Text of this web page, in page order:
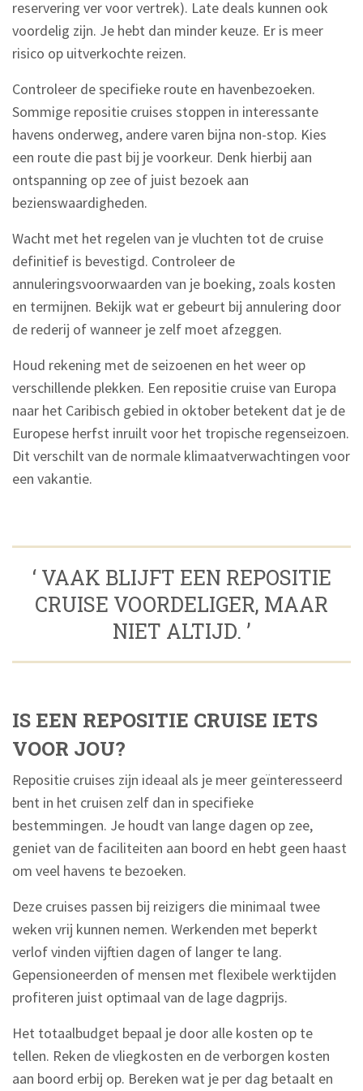
reservering ver voor vertrek). Late deals kunnen ook
voordelig zijn. Je hebt dan minder keuze. Er is meer
risico op uitverkochte reizen.
Controleer de specifieke route en havenbezoeken.
Sommige repositie cruises stoppen in interessante
havens onderweg, andere varen bijna non-stop. Kies
een route die past bij je voorkeur. Denk hierbij aan
ontspanning op zee of juist bezoek aan
bezienswaardigheden.
Wacht met het regelen van je vluchten tot de cruise
definitief is bevestigd. Controleer de
annuleringsvoorwaarden van je boeking, zoals kosten
en termijnen. Bekijk wat er gebeurt bij annulering door
de rederij of wanneer je zelf moet afzeggen.
Houd rekening met de seizoenen en het weer op
verschillende plekken. Een repositie cruise van Europa
naar het Caribisch gebied in oktober betekent dat je de
Europese herfst inruilt voor het tropische regenseizoen.
Dit verschilt van de normale klimaatverwachtingen voor
een vakantie.
‘ VAAK BLIJFT EEN REPOSITIE
CRUISE VOORDELIGER, MAAR
NIET ALTIJD. ’
IS EEN REPOSITIE CRUISE IETS
VOOR JOU?
Repositie cruises zijn ideaal als je meer geïnteresseerd
bent in het cruisen zelf dan in specifieke
bestemmingen. Je houdt van lange dagen op zee,
geniet van de faciliteiten aan boord en hebt geen haast
om veel havens te bezoeken.
Deze cruises passen bij reizigers die minimaal twee
weken vrij kunnen nemen. Werkenden met beperkt
verlof vinden vijftien dagen of langer te lang.
Gepensioneerden of mensen met flexibele werktijden
profiteren juist optimaal van de lage dagprijs.
Het totaalbudget bepaal je door alle kosten op te
tellen. Reken de vliegkosten en de verborgen kosten
aan boord erbij op. Bereken wat je per dag betaalt en